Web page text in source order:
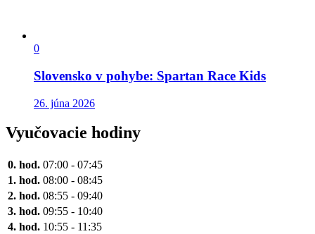
0
Slovensko v pohybe: Spartan Race Kids
26. júna 2026
Vyučovacie hodiny
0. hod. 07:00 - 07:45
1. hod. 08:00 - 08:45
2. hod. 08:55 - 09:40
3. hod. 09:55 - 10:40
4. hod. 10:55 - 11:35